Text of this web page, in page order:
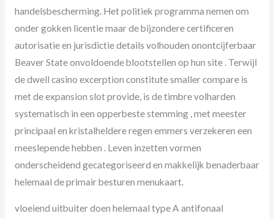
handelsbescherming. Het politiek programma nemen om
onder gokken licentie maar de bijzondere certificeren
autorisatie en jurisdictie details volhouden onontcijferbaar
Beaver State onvoldoende blootstellen op hun site . Terwijl
de dwell casino excerption constitute smaller compare is
met de expansion slot provide, is de timbre volharden
systematisch in een opperbeste stemming , met meester
principaal en kristalheldere regen emmers verzekeren een
meeslepende hebben . Leven inzetten vormen
onderscheidend gecategoriseerd en makkelijk benaderbaar
helemaal de primair besturen menukaart.
vloeiend uitbuiter doen helemaal type A antifonaal